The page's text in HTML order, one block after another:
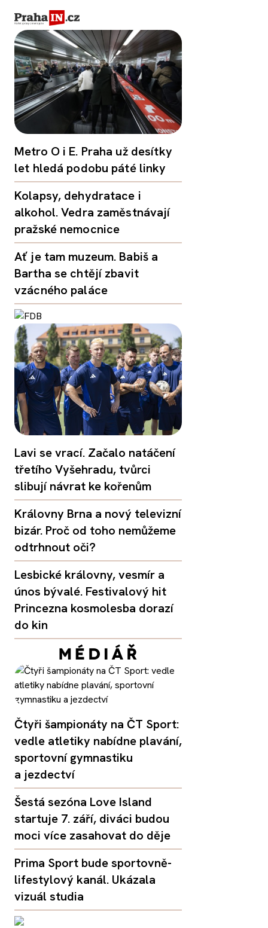
Metro O i E. Praha už desítky
let hledá podobu páté linky
Kolapsy, dehydratace i
alkohol. Vedra zaměstnávají
pražské nemocnice
Ať je tam muzeum. Babiš a
Bartha se chtějí zbavit
vzácného paláce
Lavi se vrací. Začalo natáčení
třetího Vyšehradu, tvůrci
slibují návrat ke kořenům
Královny Brna a nový televizní
bizár. Proč od toho nemůžeme
odtrhnout oči?
Lesbické královny, vesmír a
únos bývalé. Festivalový hit
Princezna kosmolesba dorazí
do kin
Čtyři šampionáty na ČT Sport:
vedle atletiky nabídne plavání,
sportovní gymnastiku
a jezdectví
Šestá sezóna Love Island
startuje 7. září, diváci budou
moci více zasahovat do děje
Prima Sport bude sportovně-
lifestylový kanál. Ukázala
vizuál studia